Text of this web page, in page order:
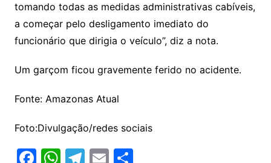
tomando todas as medidas administrativas cabíveis,
a começar pelo desligamento imediato do
funcionário que dirigia o veículo”, diz a nota.
Um garçom ficou gravemente ferido no acidente.
Fonte: Amazonas Atual
Foto:Divulgação/redes sociais
F W T E S